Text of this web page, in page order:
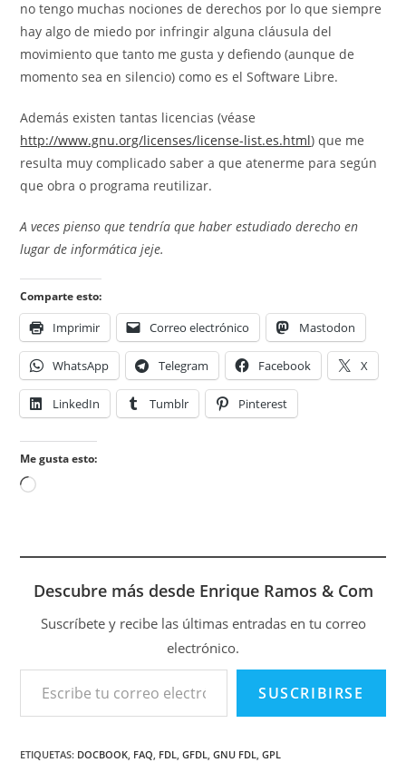
no tengo muchas nociones de derechos por lo que siempre
hay algo de miedo por infringir algunacláusula del
movimiento que tanto me gusta y defiendo (aunque de
momento sea ensilencio) como es el Software Libre.
Además existen tantas licencias (véase
http://www.gnu.org/licenses/license-list.es.html) que me
resulta muy complicado saber a que atenerme para según
que obra o programa reutilizar.
A veces pienso que tendría que haber estudiado derecho en
lugar de informática jeje.
Comparte esto:
Imprimir Correo electrónico Mastodon
WhatsApp Telegram Facebook X
LinkedIn Tumblr Pinterest
Me gusta esto:
Cargando...
Descubre más desde Enrique Ramos & Com
Suscríbete y recibe las últimas entradas en tu correo
electrónico.
Escribe tu correo electrónico…
SUSCRIBIRSE
ETIQUETAS: DOCBOOK, FAQ, FDL, GFDL, GNU FDL, GPL